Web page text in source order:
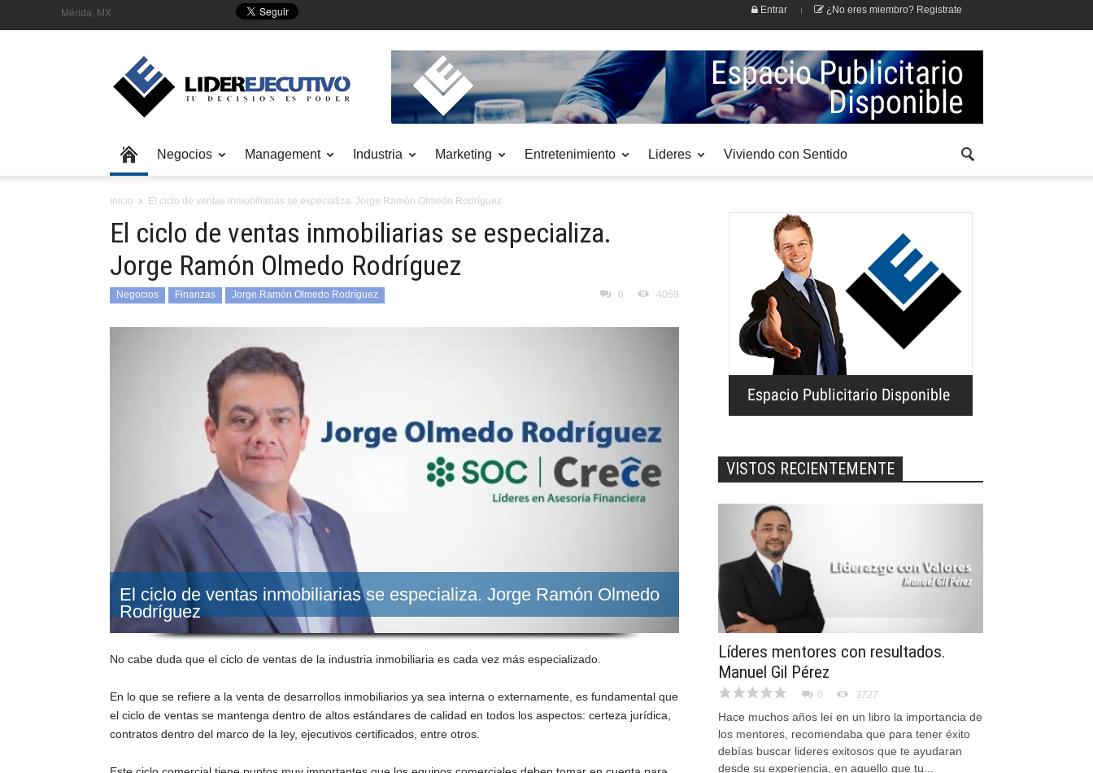
Mérida, MX Entrar ¿No eres miembro? Registrate
Negocios Management Industria Marketing Entretenimiento Lideres Viviendo con Sentido
Inicio El ciclo de ventas inmobiliarias se especializa. Jorge Ramón Olmedo Rodríguez
El ciclo de ventas inmobiliarias se especializa.
Jorge Ramón Olmedo Rodríguez
Negocios Finanzas Jorge Ramón Olmedo Rodríguez 0 4069
El ciclo de ventas inmobiliarias se especializa. Jorge Ramón Olmedo
Rodríguez
No cabe duda que el ciclo de ventas de la industria inmobiliaria es cada vez más especializado.
En lo que se refiere a la venta de desarrollos inmobiliarios ya sea interna o externamente, es fundamental que
el ciclo de ventas se mantenga dentro de altos estándares de calidad en todos los aspectos: certeza jurídica,
contratos dentro del marco de la ley, ejecutivos certificados, entre otros.
VISTOS RECIENTEMENTE
Líderes mentores con resultados.
Manuel Gil Pérez
0 3727
Hace muchos años leí en un libro la importancia de
los mentores, recomendaba que para tener éxito
debías buscar lideres exitosos que te ayudaran
desde su experiencia, en aquello que tu...